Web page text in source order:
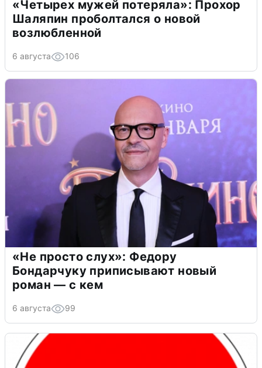
«Четырех мужей потеряла»: Прохор
Шаляпин проболтался о новой
возлюбленной
6 августа 106
«Не просто слух»: Федору
Бондарчуку приписывают новый
роман — с кем
6 августа 99